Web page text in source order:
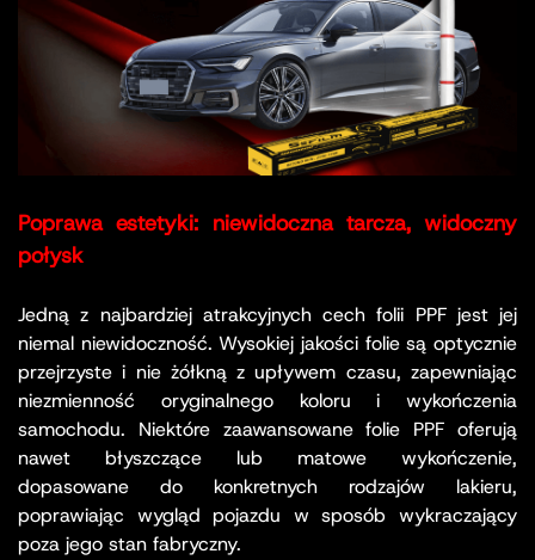
Poprawa estetyki: niewidoczna tarcza, widoczny
połysk
Jedną z najbardziej atrakcyjnych cech folii PPF jest jej
niemal niewidoczność. Wysokiej jakości folie są optycznie
przejrzyste i nie żółkną z upływem czasu, zapewniając
niezmienność oryginalnego koloru i wykończenia
samochodu. Niektóre zaawansowane folie PPF oferują
nawet błyszczące lub matowe wykończenie,
dopasowane do konkretnych rodzajów lakieru,
poprawiając wygląd pojazdu w sposób wykraczający
poza jego stan fabryczny.